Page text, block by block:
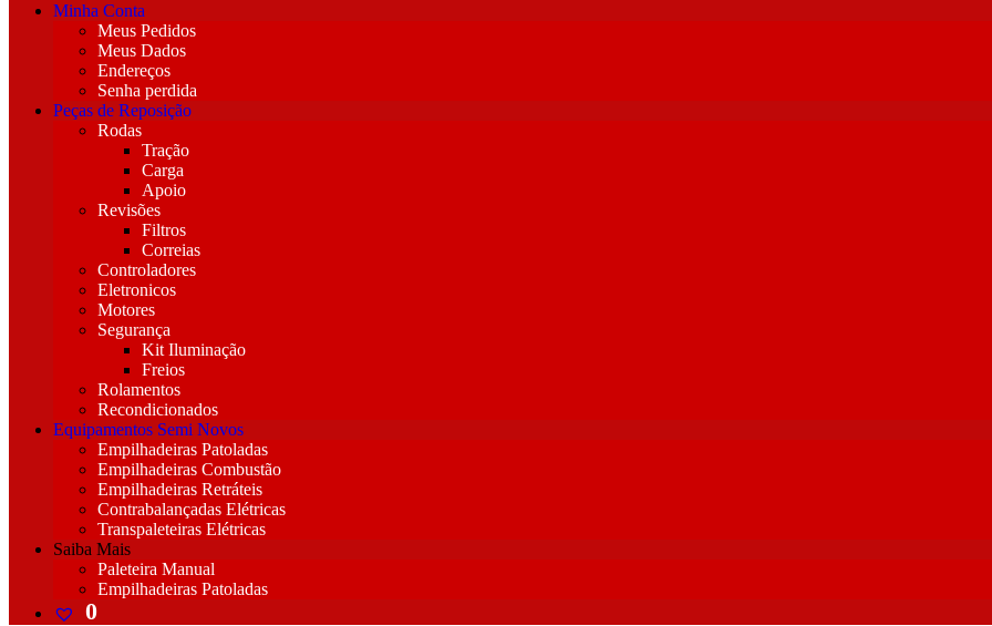
Minha Conta
Meus Pedidos
Meus Dados
Endereços
Senha perdida
Peças de Reposição
Rodas
Tração
Carga
Apoio
Revisões
Filtros
Correias
Controladores
Eletronicos
Motores
Segurança
Kit Iluminação
Freios
Rolamentos
Recondicionados
Equipamentos Semi Novos
Empilhadeiras Patoladas
Empilhadeiras Combustão
Empilhadeiras Retráteis
Contrabalançadas Elétricas
Transpaleteiras Elétricas
Saiba Mais
Paleteira Manual
Empilhadeiras Patoladas